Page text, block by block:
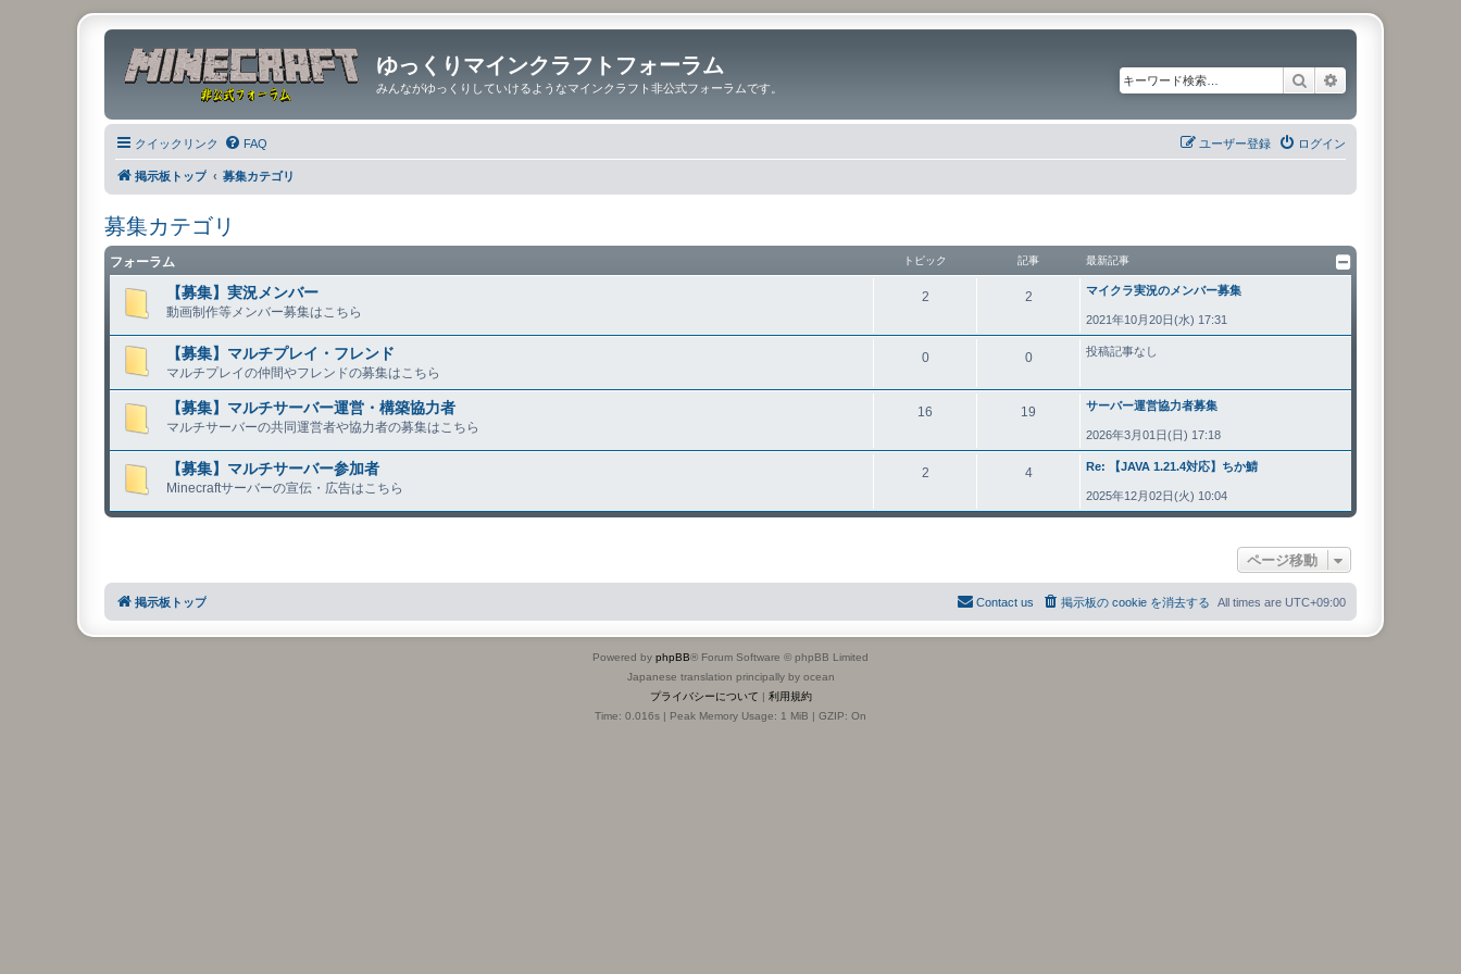
ゆっくりマインクラフトフォーラム
みんながゆっくりしていけるようなマインクラフト非公式フォーラムです。 検索
クイックリンク FAQ ログイン
ユーザー登録
掲示板トップ 募集カテゴリ
募集カテゴリ
フォーラム トピック 記事 最新記事
【募集】実況メンバー
動画制作等メンバー募集はこちら
2 2 マイクラ実況のメンバー募集
2021年10月20日(水) 17:31
【募集】マルチプレイ・フレンド
マルチプレイの仲間やフレンドの募集はこちら
0 0 投稿記事なし
【募集】マルチサーバー運営・構築協力者
マルチサーバーの共同運営者や協力者の募集はこちら
16 19 サーバー運営協力者募集
2026年3月01日(日) 17:18
【募集】マルチサーバー参加者
Minecraftサーバーの宣伝・広告はこちら
2 4 Re: 【JAVA 1.21.4対応】ちか鯖
2025年12月02日(火) 10:04
ページ移動
掲示板トップ All times are UTC+09:00
掲示板の cookie を消去する
Contact us
Powered by phpBB® Forum Software © phpBB Limited
Japanese translation principally by ocean
プライバシーについて | 利用規約
Time: 0.016s | Peak Memory Usage: 1 MiB | GZIP: On